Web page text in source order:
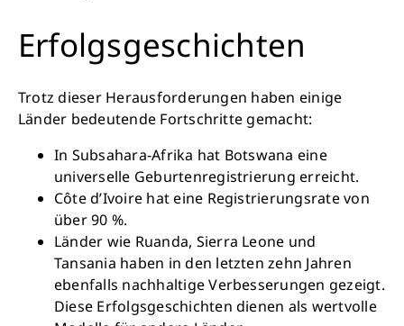
Erfolgsgeschichten
Trotz dieser Herausforderungen haben einige
Länder bedeutende Fortschritte gemacht:
In Subsahara-Afrika hat Botswana eine
universelle Geburtenregistrierung erreicht.
Côte d’Ivoire hat eine Registrierungsrate von
über 90 %.
Länder wie Ruanda, Sierra Leone und
Tansania haben in den letzten zehn Jahren
ebenfalls nachhaltige Verbesserungen gezeigt.
Diese Erfolgsgeschichten dienen als wertvolle